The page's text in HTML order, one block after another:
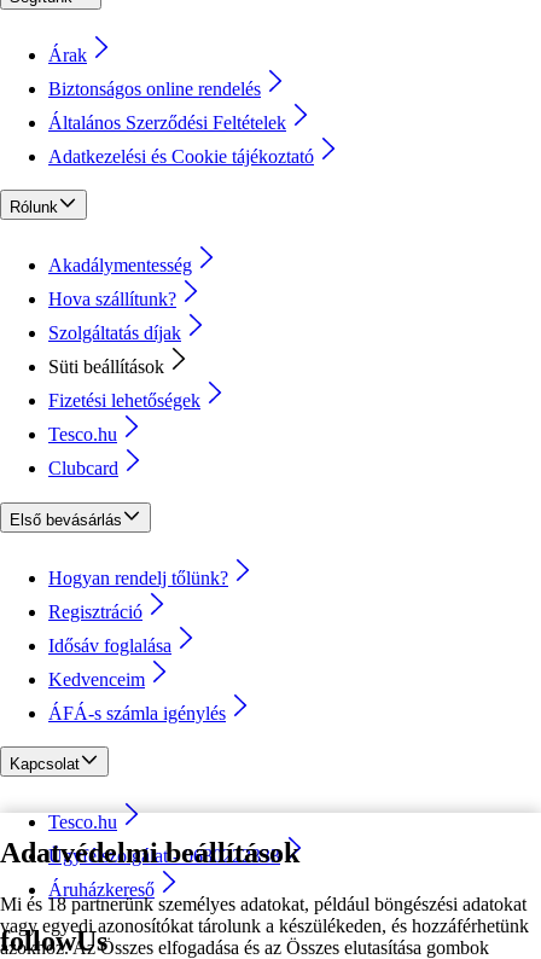
Adatvédelmi beállítások
Mi és 18 partnerünk személyes adatokat, például böngészési adatokat
vagy egyedi azonosítókat tárolunk a készülékeden, és hozzáférhetünk
azokhoz. Az Összes elfogadása és az Összes elutasítása gombok
Árak
Biztonságos online rendelés
Általános Szerződési Feltételek
Adatkezelési és Cookie tájékoztató
Rólunk
Akadálymentesség
Hova szállítunk?
Szolgáltatás díjak
Süti beállítások
Fizetési lehetőségek
Tesco.hu
Clubcard
Első bevásárlás
Hogyan rendelj tőlünk?
Regisztráció
Idősáv foglalása
Kedvenceim
ÁFÁ-s számla igénylés
Kapcsolat
Tesco.hu
Ügyfélszolgálat - 0680222333
Áruházkereső
followUs